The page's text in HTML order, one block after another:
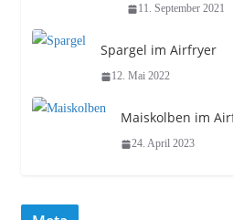
11. September 2021
Spargel im Airfryer
12. Mai 2022
Maiskolben im
24. April 2023